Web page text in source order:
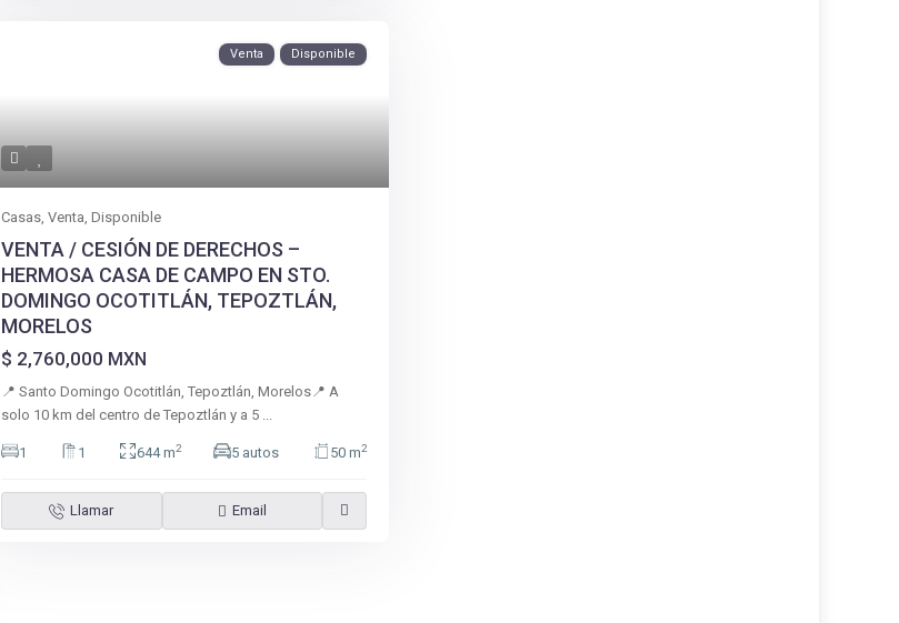
Venta Disponible
Casas, Venta, Disponible
VENTA / CESIÓN DE DERECHOS –
HERMOSA CASA DE CAMPO EN STO.
DOMINGO OCOTITLÁN, TEPOZTLÁN,
MORELOS
$ 2,760,000 MXN
📍 Santo Domingo Ocotitlán, Tepoztlán, Morelos📍 A
solo 10 km del centro de Tepoztlán y a 5 ...
1 1 644 m2 5 autos 50 m2
Llamar Email